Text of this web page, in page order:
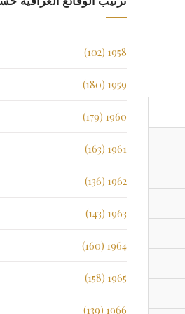
1958 (102)
1959 (180)
1960 (179)
1961 (163)
1962 (136)
1963 (143)
1964 (160)
1965 (158)
1966 (139)